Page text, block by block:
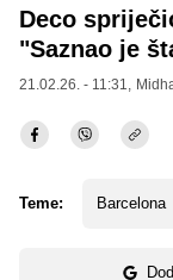
Deco
"Saznao je
21.02.26. - 11:31,
Teme: Barcelona